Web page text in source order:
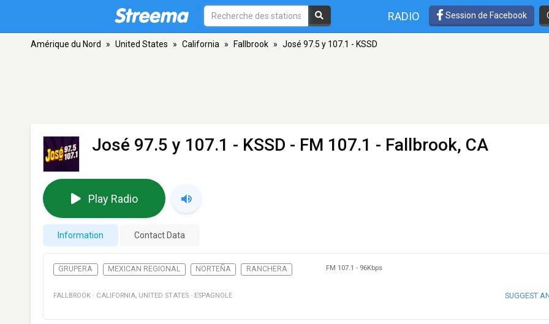
RADIO Session de Facebook
Amérique du Nord » United States » California » Fallbrook » José 97.5 y 107.1 - KSSD
José 97.5 y 107.1 - KSSD - FM 107.1 - Fallbrook, CA
Play Radio
Information Contact Data
GRUPERA MEXICAN REGIONAL NORTEÑA RANCHERA FM 107.1 - 96Kbps
FALLBROOK · CALIFORNIA, UNITED STATES · ESPAGNOLE SUGGEST